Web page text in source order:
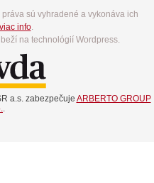
sú vyhradené a vykonáva ich
viac info.
na technológií Wordpress.
a.s. zabezpečuje ARBERTO GROUP